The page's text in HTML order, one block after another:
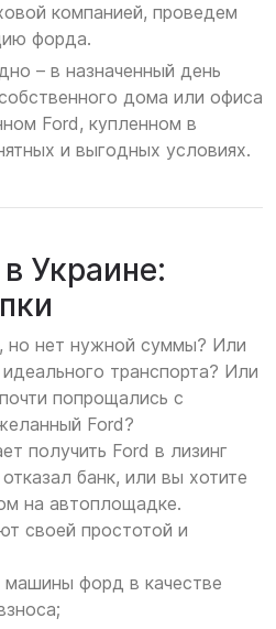
компанией, проведем
форда.
– в назначенный день
дома или офиса
Ford, купленном в
и выгодных условиях.
Украине:
но нет нужной суммы? Или
транспорта? Или
попрощались с
Ford?
получить Ford в лизинг
банк, или вы хотите
на автоплощадке.
своей простотой и
машины форд в качестве